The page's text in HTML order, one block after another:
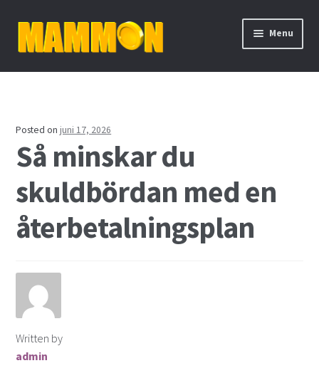
Skip
to
Skip
to
Menu
Hem
Binära optioner
Bolån
Cykliska aktier
De fyra mest handlade valutorna
Finansiella instrument för valutahandel
Posted onjuni 17, 2026
Så minskar du
skuldbördan med en
återbetalningsplan
Written by
admin